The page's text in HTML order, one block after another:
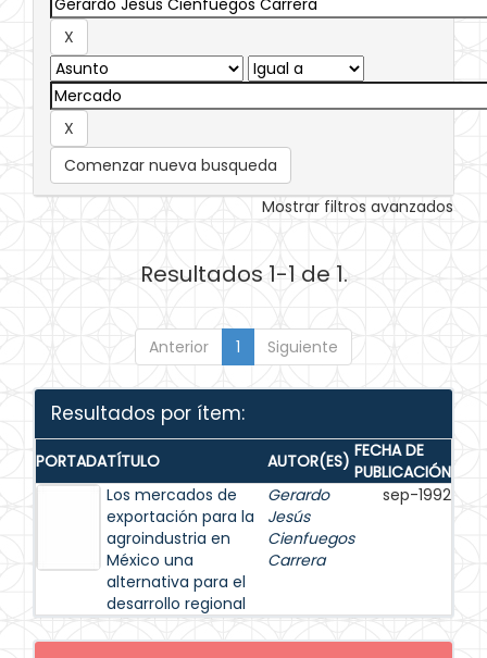
Comenzar nueva busqueda
Mostrar filtros avanzados
Resultados 1-1 de 1.
Anterior 1 Siguiente
Resultados por ítem:
PORTADATÍTULO AUTOR(ES) FECHA DE
PUBLICACIÓN
Los mercados de
exportación para la
agroindustria en
México una
alternativa para el
desarrollo regional
Gerardo
Jesús
Cienfuegos
Carrera
sep-1992